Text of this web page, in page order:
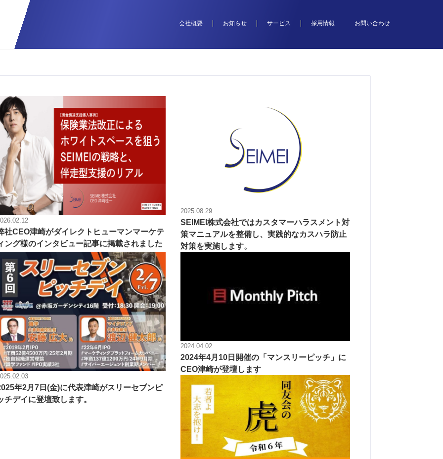
会社概要 お知らせ サービス 採用情報 お問い合わせ
社CEO津崎がダイレクトヒューマンマーケテ
ング様のインタビュー記事に掲載されました
2025.08.29
SEIMEI株式会社ではカスタマーハラスメント対
策マニュアルを整備し、実践的なカスハラ防止
対策を実施します。
年2月7日(金)に代表津崎がスリーセブンピ
チデイに登壇致します。
2024.04.02
2024年4月10日開催の「マンスリーピッチ」に
CEO津崎が登壇します